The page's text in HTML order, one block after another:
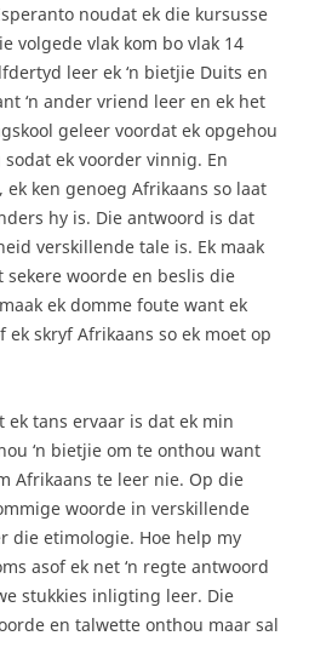
noudat ek die kursusse
volgede vlak kom bo vlak 14
leer ek ‘n bietjie Duits en
‘n ander vriend leer en ek het
geleer voordat ek opgehou
ek voorder vinnig. En
ken genoeg Afrikaans so laat
hy is. Die antwoord is dat
verskillende tale is. Ek maak
woorde en beslis die
ek domme foute want ek
ek skryf Afrikaans so ek moet op
tans ervaar is dat ek min
‘n bietjie om te onthou want
Afrikaans te leer nie. Op die
woorde in verskillende
die etimologie. Hoe help my
asof ek net ‘n regte antwoord
stukkies inligting leer. Die
en talwette onthou maar sal